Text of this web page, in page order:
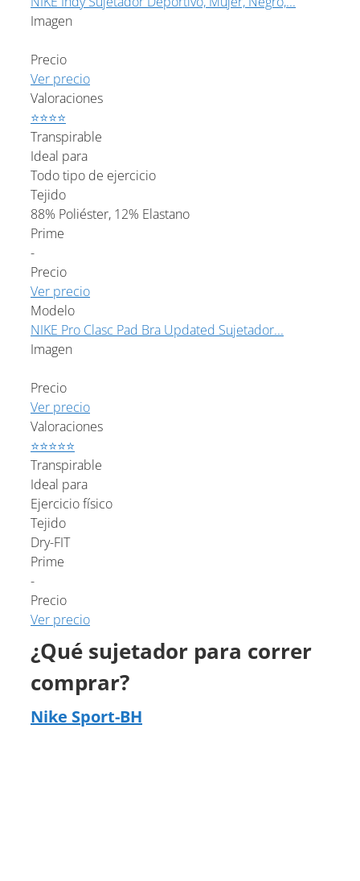
Imagen
Precio
Ver precio
Valoraciones
⭐⭐⭐⭐
Transpirable
Ideal para
Todo tipo de ejercicio
Tejido
88% Poliéster, 12% Elastano
Prime
-
Precio
Ver precio
Modelo
NIKE Pro Clasc Pad Bra Updated Sujetador...
Imagen
Precio
Ver precio
Valoraciones
⭐⭐⭐⭐⭐
Transpirable
Ideal para
Ejercicio físico
Tejido
Dry-FIT
Prime
-
Precio
Ver precio
¿Qué sujetador para correr
comprar?
Nike Sport-BH